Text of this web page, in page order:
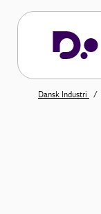
Dansk Industri